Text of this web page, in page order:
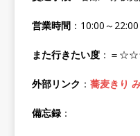
営業時間 ：10:00～
また行きたい度 ：＝
外部リンク ： 蕎麦きり
備忘録 ：